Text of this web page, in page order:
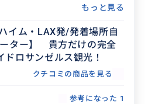
もっと見る
イム・LAX発/発着場所自
ター】 貴方だけの完全
ドロサンゼルス観光！
クチコミの商品を見る
参考になった 1